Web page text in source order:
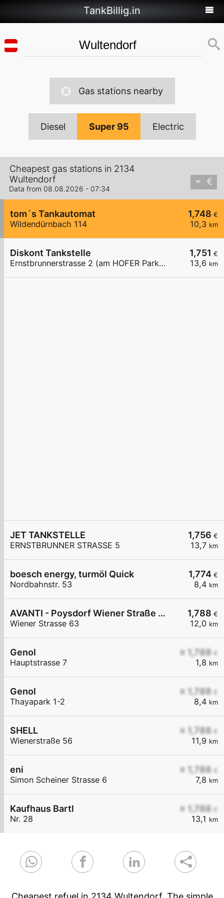
TankBillig.in
Gas stations nearby
Diesel Super 95 Electric
Cheapest gas stations in 2134
Wultendorf
Data from 08.08.2026 - 07:34
1,748 €
10,3 km
tom´s Tankautomat
Wildendürnbach 114
1,751 €
13,6 km
Diskont Tankstelle
Ernstbrunnerstrasse 2 (am HOFER Parklpatz)
1,756 €
13,7 km
JET TANKSTELLE
ERNSTBRUNNER STRASSE 5
1,774 €
8,4 km
boesch energy, turmöl Quick
Nordbahnstr. 53
1,788 €
12,0 km
AVANTI - Poysdorf Wiener Straße 63
Wiener Strasse 63
≥ 1,788 €
1,8 km
Genol
Hauptstrasse 7
≥ 1,788 €
8,4 km
Genol
Thayapark 1-2
≥ 1,788 €
11,9 km
SHELL
Wienerstraße 56
≥ 1,788 €
7,8 km
eni
Simon Scheiner Strasse 6
≥ 1,788 €
13,1 km
Kaufhaus Bartl
Nr. 28